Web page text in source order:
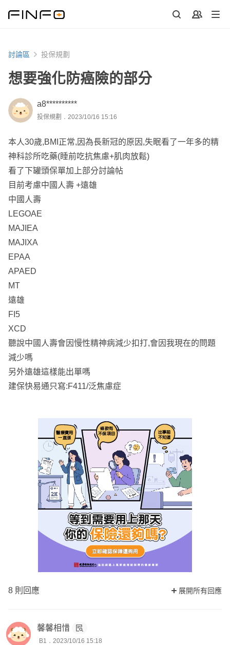
討論區 投保規劃
想要強化防癌險的部分
a8**********
投保規劃．2023/10/16 15:16
本人30歲,BMI正常,因為長新冠的原因,失眠看了一年多的精
神科診所吃藥(睡前吃抗焦慮+肌肉放鬆)
看了下罐頭保單加上部分討論帖
目前考慮中國人壽 +遠雄
中國人壽
LEGOAE
MAJIEA
MAJIXA
EPAA
APAED
MT
遠雄
FI5
XCD
聽說中國人壽會因慢性精神病減少扣打,會因我現在的問題
減少嗎
另外遠雄這樣能出單嗎
建保快易通只寫:F411/泛焦慮症
8 則回應 展開所有回應
馨馨相惜
B1．2023/10/16 15:18